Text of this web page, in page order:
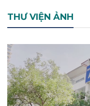
THƯ VIỆN ẢNH